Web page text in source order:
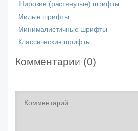
Широкие (растянутые) шрифты
Милые шрифты
Минималистичные шрифты
Классические шрифты
Комментарии (0)